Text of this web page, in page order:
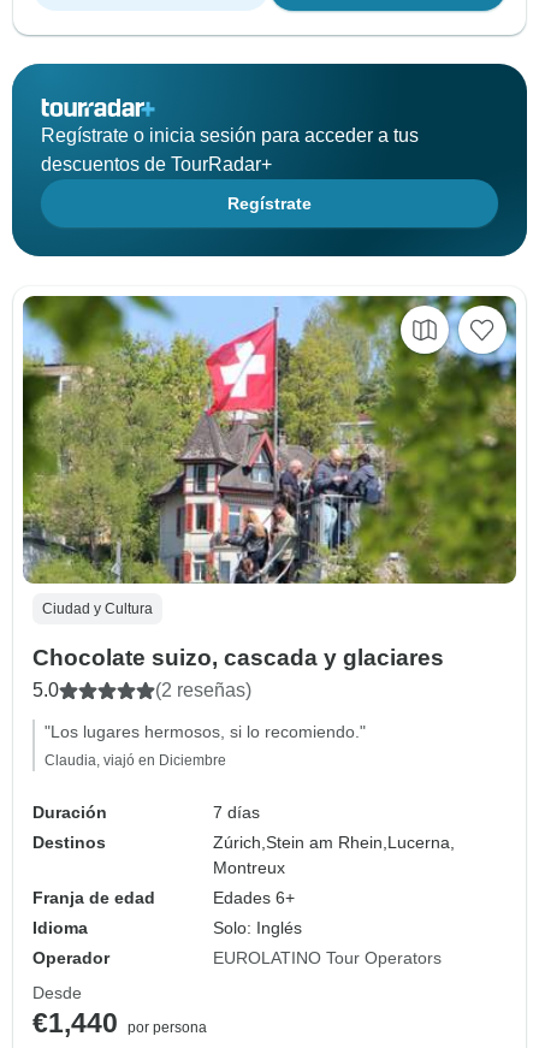
Regístrate o inicia sesión para acceder a tus
descuentos de TourRadar+
Regístrate
Ciudad y Cultura
Chocolate suizo, cascada y glaciares
5.0 (2 reseñas)
"Los lugares hermosos, si lo recomiendo."
Claudia, viajó en Diciembre
Duración
7 días
Destinos
Zúrich,Stein am Rhein,Lucerna,
Montreux
Franja de edad
Edades 6+
Idioma
Solo: Inglés
Operador
EUROLATINO Tour Operators
Desde
€1,440
por persona